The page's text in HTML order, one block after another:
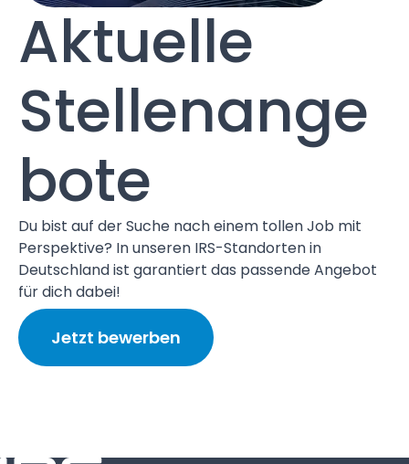
Aktuelle
Stellenange
bote
Du bist auf der Suche nach einem tollen Job mit
Perspektive? In unseren IRS-Standorten in
Deutschland ist garantiert das passende Angebot
für dich dabei!
Jetzt bewerben